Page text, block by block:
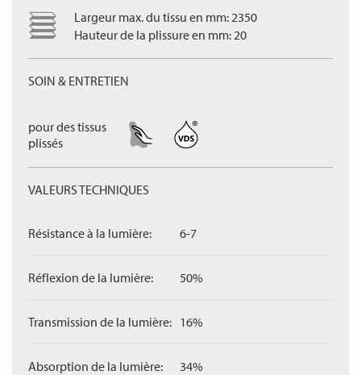
Largeur max. du tissu en mm: 2350
Hauteur de la plissure en mm: 20
SOIN & ENTRETIEN
pour des tissus
plissés
VALEURS TECHNIQUES
Résistance à la lumière: 6-7
Réflexion de la lumière: 50%
Transmission de la lumière: 16%
Absorption de la lumière: 34%